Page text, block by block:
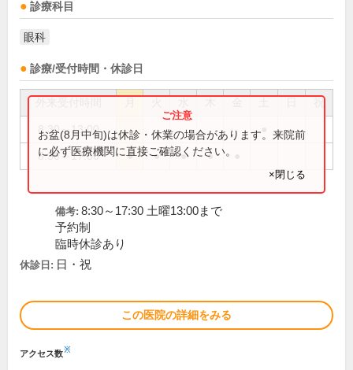
診療科目
眼科
診療/受付時間・休診日
祝
8:30～13:00
8:30～17:30 ● ● ● ●
お盆(8月中旬)は休診・休業の場合があります。来院前
に必ず医療機関に直接ご確認ください。
×閉じる
備考: 8:30～17:30 土曜13:00まで
予約制
臨時休診あり
休診日: 日・祝
この医院の詳細をみる
アクセス数※